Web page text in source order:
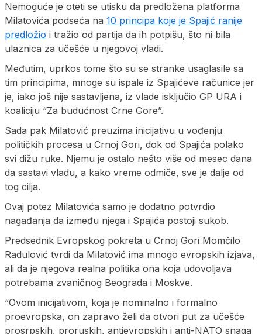
Nemoguće je oteti se utisku da predložena platforma
Milatovića podseća na 10 principa koje je Spajić ranije
predložio i tražio od partija da ih potpišu, što ni bila
ulaznica za učešće u njegovoj vladi.
Međutim, uprkos tome što su se stranke usaglasile sa
tim principima, mnoge su ispale iz Spajićeve računice jer
je, iako još nije sastavljena, iz vlade isključio GP URA i
koaliciju “Za budućnost Crne Gore”.
Sada pak Milatović preuzima inicijativu u vođenju
političkih procesa u Crnoj Gori, dok od Spajića polako
svi dižu ruke. Njemu je ostalo nešto više od mesec dana
da sastavi vladu, a kako vreme odmiče, sve je dalje od
tog cilja.
Ovaj potez Milatovića samo je dodatno potvrdio
nagađanja da između njega i Spajića postoji sukob.
Predsednik Evropskog pokreta u Crnoj Gori Momčilo
Radulović tvrdi da Milatović ima mnogo evropskih izjava,
ali da je njegova realna politika ona koja udovoljava
potrebama zvaničnog Beograda i Moskve.
“Ovom inicijativom, koja je nominalno i formalno
proevropska, on zapravo želi da otvori put za učešće
prosrpskih, proruskih, antievropskih i anti-NATO snaga